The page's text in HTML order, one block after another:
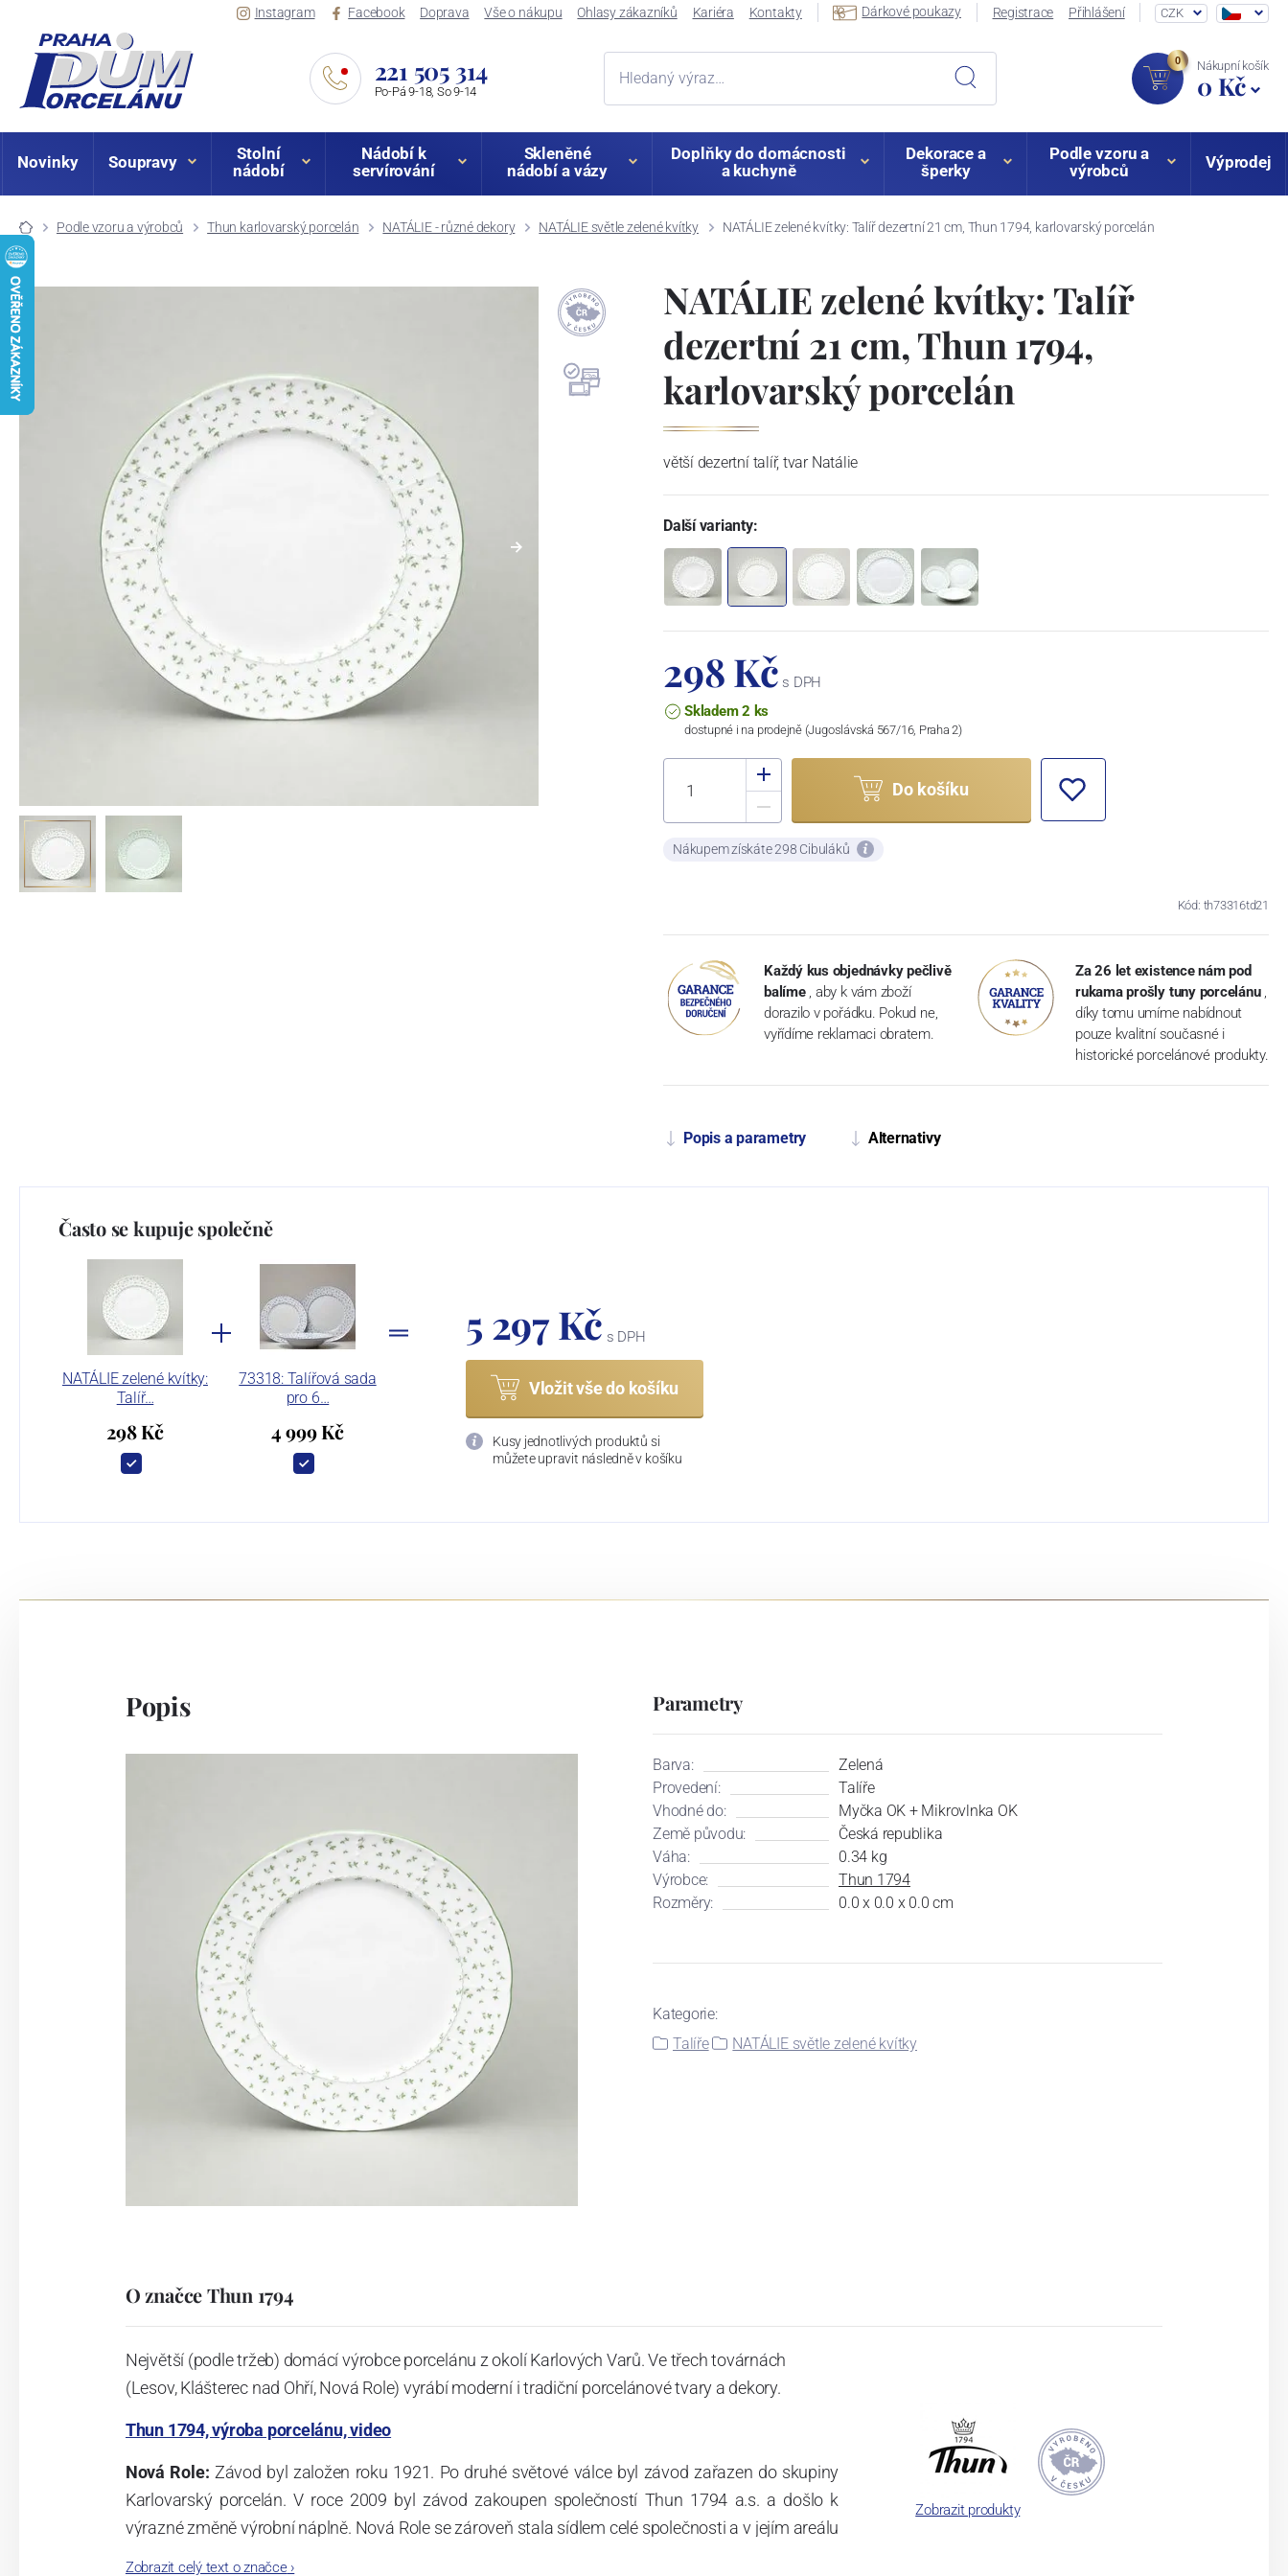
Instagram Facebook Doprava Vše o nákupu Ohlasy zákazníků Kariéra Kontakty Dárkové poukazy Registrace Přihlášení CZK
221 505 314
Po-Pá 9-18, So 9-14
0 Nákupní košík
0 Kč
Novinky Soupravy
Stolní
nádobí
Nádobí k
servírování
Skleněné
nádobí a vázy
Doplňky do domácnosti
a kuchyně
Dekorace a
šperky
Podle vzoru a
výrobců
Výprodej
Podle vzoru a výrobců Thun karlovarský porcelán NATÁLIE - různé dekory NATÁLIE světle zelené kvítky NATÁLIE zelené kvítky: Talíř dezertní 21 cm, Thun 1794, karlovarský porcelán
NATÁLIE zelené kvítky: Talíř
dezertní 21 cm, Thun 1794,
karlovarský porcelán
větší dezertní talíř, tvar Natálie
Další varianty:
298 Kč s DPH
Skladem 2 ks
dostupné i na prodejně (Jugoslávská 567/16, Praha 2)
Do košíku
Nákupem získáte 298 Cibuláků
Kód: th73316td21
Každý kus objednávky pečlivě
balíme , aby k vám zboží
dorazilo v pořádku. Pokud ne,
vyřídíme reklamaci obratem.
Za 26 let existence nám pod
rukama prošly tuny porcelánu ,
díky tomu umíme nabídnout
pouze kvalitní současné i
historické porcelánové produkty.
Popis a parametry Alternativy
Často se kupuje společně
NATÁLIE zelené kvítky:
Talíř…
298 Kč
73318: Talířová sada
pro 6…
4 999 Kč
5 297 Kč s DPH
Vložit vše do košíku
Kusy jednotlivých produktů si
můžete upravit následně v košíku
Popis Parametry
Barva:
Zelená
Provedení:
Talíře
Vhodné do:
Myčka OK + Mikrovlnka OK
Země původu:
Česká republika
Váha:
0.34 kg
Výrobce:
Thun 1794
Rozměry:
0.0 x 0.0 x 0.0 cm
Kategorie:
Talíře
NATÁLIE světle zelené kvítky
O značce Thun 1794
Největší (podle tržeb) domácí výrobce porcelánu z okolí Karlových Varů. Ve třech továrnách
(Lesov, Klášterec nad Ohří, Nová Role) vyrábí moderní i tradiční porcelánové tvary a dekory.
Thun 1794, výroba porcelánu, video
Nová Role: Závod byl založen roku 1921. Po druhé světové válce byl závod zařazen do skupiny
Karlovarský porcelán. V roce 2009 byl závod zakoupen společností Thun 1794 a.s. a došlo k
výrazné změně výrobní náplně. Nová Role se zároveň stala sídlem celé společnosti a v jejím areálu
Zobrazit celý text o značce›
Zobrazit produkty